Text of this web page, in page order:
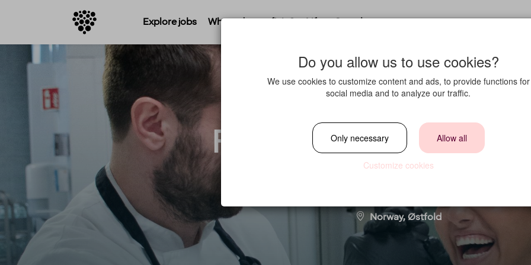
Explore jobs Where do you fit in? Life at Strawberry
Frokostkokk /
Norway, Østfold
Do you allow us to use cookies?
We use cookies to customize content and ads, to provide functions for
social media and to analyze our traffic.
Only necessary Allow all
Customize cookies